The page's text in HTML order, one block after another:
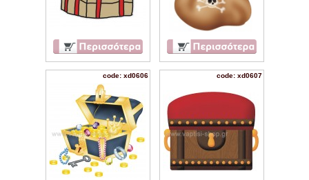
code: xd0606 code: xd0607